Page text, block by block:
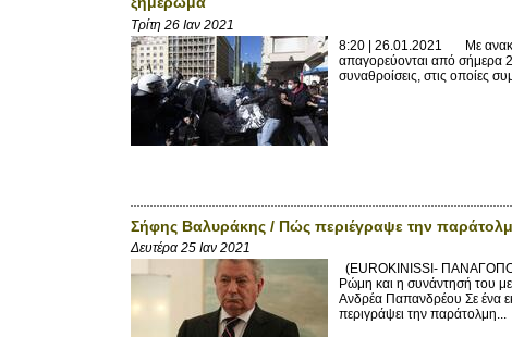
Τρίτη 26 Ιαν 2021
8:20 | 26.01.2021 Mε
απαγορεύονται από σήμερα
συναθροίσεις, στις οποίες
Σήφης Βαλυράκης / Πώς περιέγραψε την
Δευτέρα 25 Ιαν 2021
(EUROKINISSI-
Ρώμη και η συνάντησή του
Ανδρέα Παπανδρέου Σε ένα
περιγράψει την παράτολμη...